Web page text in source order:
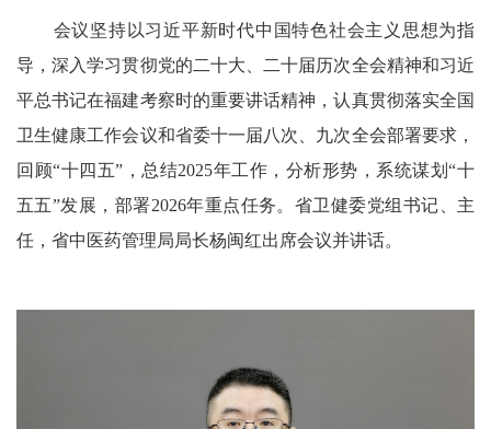
会议坚持以习近平新时代中国特色社会主义思想为指
导，深入学习贯彻党的二十大、二十届历次全会精神和习近
平总书记在福建考察时的重要讲话精神，认真贯彻落实全国
卫生健康工作会议和省委十一届八次、九次全会部署要求，
回顾“十四五”，总结2025年工作，分析形势，系统谋划“十
五五”发展，部署2026年重点任务。省卫健委党组书记、主
任，省中医药管理局局长杨闽红出席会议并讲话。